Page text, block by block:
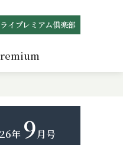
イプレミアム倶楽部
年 9月号